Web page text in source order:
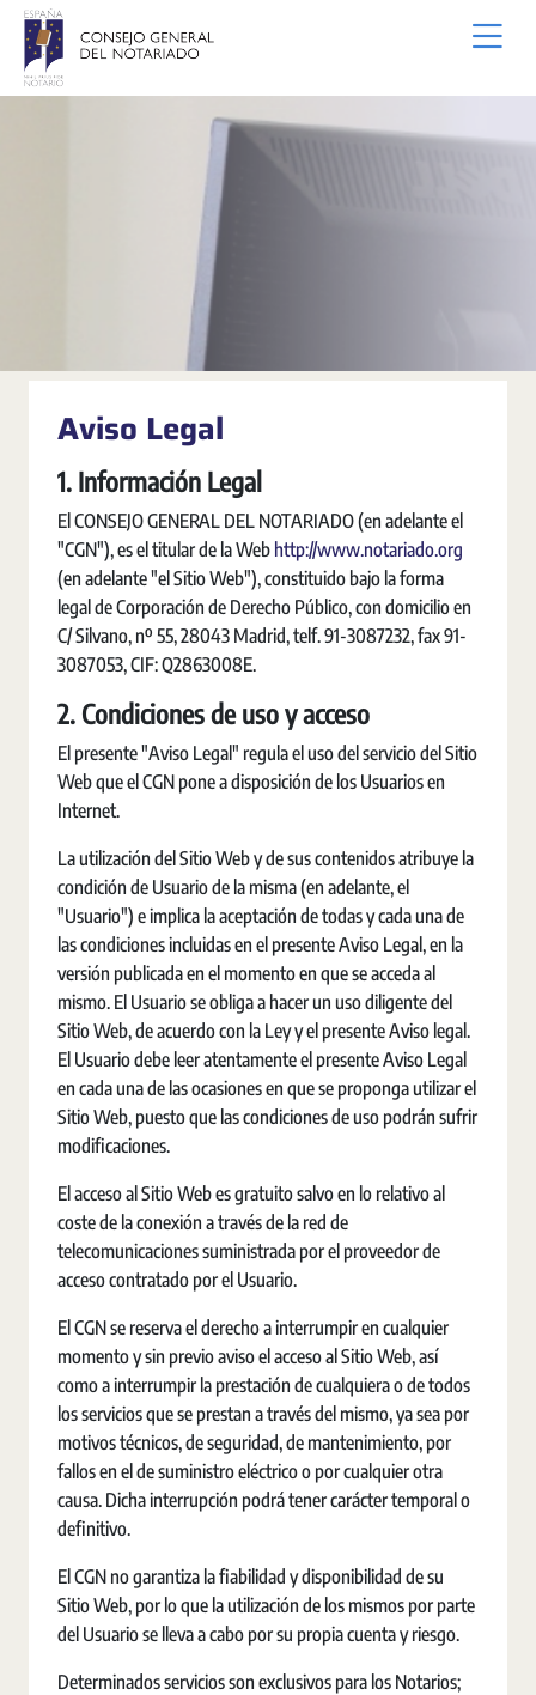
Ugrás a fő tartalomhoz
Aviso Legal
1. Información Legal
El CONSEJO GENERAL DEL NOTARIADO (en adelante el
"CGN"), es el titular de la Web http://www.notariado.org
(en adelante "el Sitio Web"), constituido bajo la forma
legal de Corporación de Derecho Público, con domicilio en
C/ Silvano, nº 55, 28043 Madrid, telf. 91-3087232, fax 91-
3087053, CIF: Q2863008E.
2. Condiciones de uso y acceso
El presente "Aviso Legal" regula el uso del servicio del Sitio
Web que el CGN pone a disposición de los Usuarios en
Internet.
La utilización del Sitio Web y de sus contenidos atribuye la
condición de Usuario de la misma (en adelante, el
"Usuario") e implica la aceptación de todas y cada una de
las condiciones incluidas en el presente Aviso Legal, en la
versión publicada en el momento en que se acceda al
mismo. El Usuario se obliga a hacer un uso diligente del
Sitio Web, de acuerdo con la Ley y el presente Aviso legal.
El Usuario debe leer atentamente el presente Aviso Legal
en cada una de las ocasiones en que se proponga utilizar el
Sitio Web, puesto que las condiciones de uso podrán sufrir
modificaciones.
El acceso al Sitio Web es gratuito salvo en lo relativo al
coste de la conexión a través de la red de
telecomunicaciones suministrada por el proveedor de
acceso contratado por el Usuario.
El CGN se reserva el derecho a interrumpir en cualquier
momento y sin previo aviso el acceso al Sitio Web, así
como a interrumpir la prestación de cualquiera o de todos
los servicios que se prestan a través del mismo, ya sea por
motivos técnicos, de seguridad, de mantenimiento, por
fallos en el de suministro eléctrico o por cualquier otra
causa. Dicha interrupción podrá tener carácter temporal o
definitivo.
El CGN no garantiza la fiabilidad y disponibilidad de su
Sitio Web, por lo que la utilización de los mismos por parte
del Usuario se lleva a cabo por su propia cuenta y riesgo.
Determinados servicios son exclusivos para los Notarios;